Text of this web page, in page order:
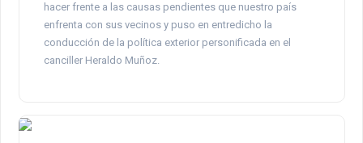
hacer frente a las causas pendientes que nuestro país
enfrenta con sus vecinos y puso en entredicho la
conducción de la política exterior personificada en el
canciller Heraldo Muñoz.